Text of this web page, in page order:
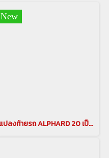
New
แปลงท้ายรถ ALPHARD 20 เป็น ALPHARD 30 แปลงท้าย เวลไฟร์20 เป็น อัลพาร์ด30 ชุดแต่งแปลงท้าย เวลไฟร์ VELLFIRE